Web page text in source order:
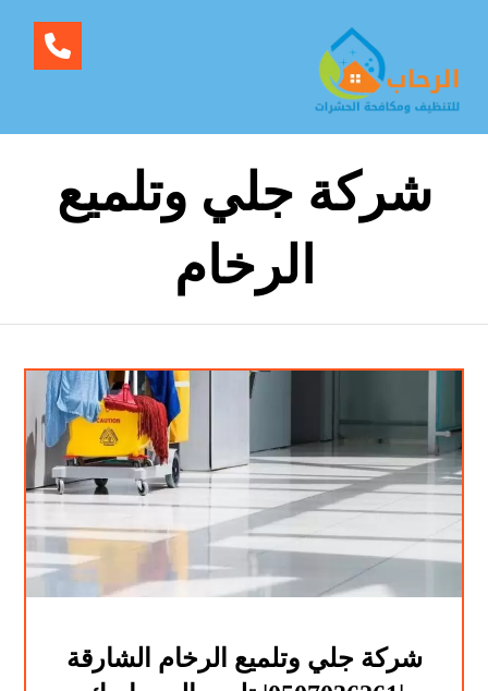
شركة جلي وتلميع
الرخام
شركة جلي وتلميع الرخام الشارقة